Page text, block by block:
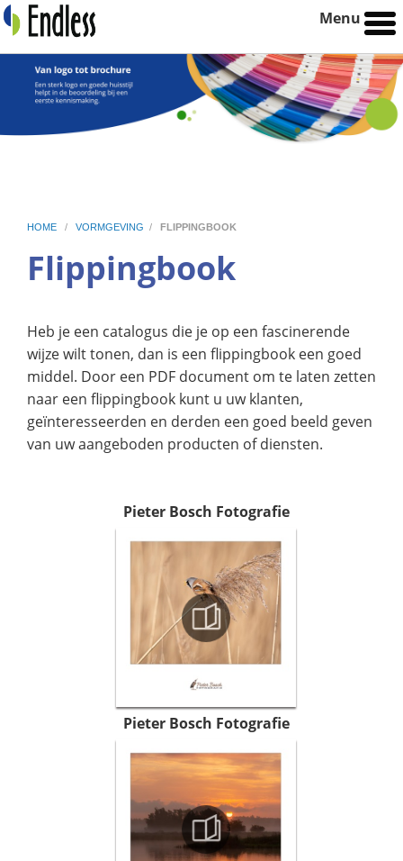
Menu
HOME / VORMGEVING / FLIPPINGBOOK
Flippingbook
Heb je een catalogus die je op een fascinerende
wijze wilt tonen, dan is een flippingbook een goed
middel. Door een PDF document om te laten zetten
naar een flippingbook kunt u uw klanten,
geïnteresseerden en derden een goed beeld geven
van uw aangeboden producten of diensten.
Pieter Bosch Fotografie
Pieter Bosch Fotografie